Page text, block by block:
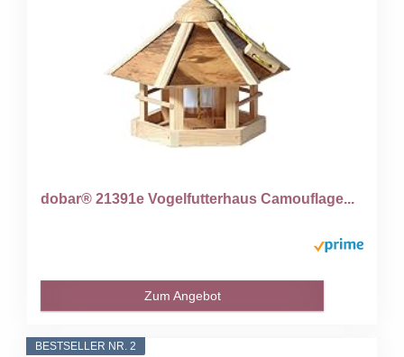
dobar® 21391e Vogelfutterhaus Camouflage...
Zum Angebot
BESTSELLER NR. 2